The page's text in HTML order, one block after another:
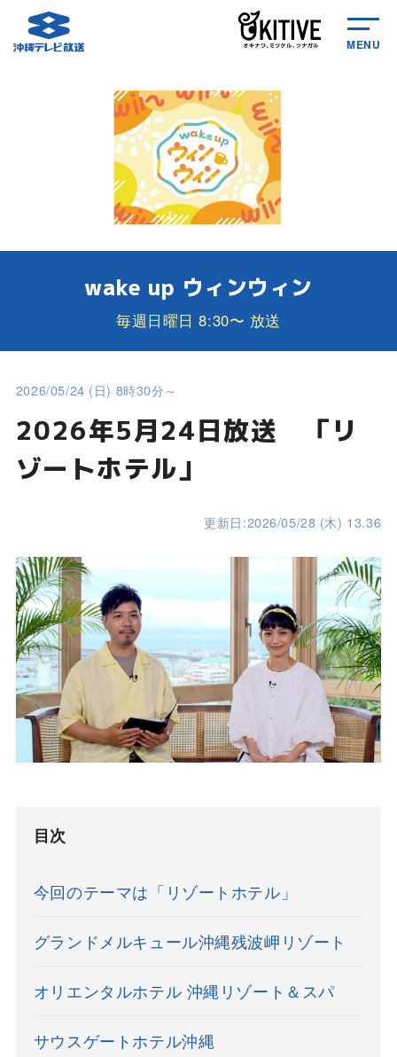
MENU
wake up ウィンウィン
毎週日曜日 8:30〜 放送
2026/05/24 (日) 8時30分～
2026年5月24日放送 「リ
ゾートホテル」
更新日:2026/05/28 (木) 13.36
目次
今回のテーマは「リゾートホテル」
グランドメルキュール沖縄残波岬リゾート
オリエンタルホテル 沖縄リゾート＆スパ
サウスゲートホテル沖縄